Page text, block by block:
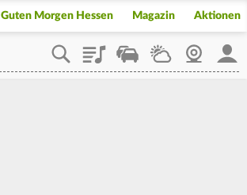
Guten Morgen Hessen Magazin Aktionen
PlaylistStaupilotWetterWebcam